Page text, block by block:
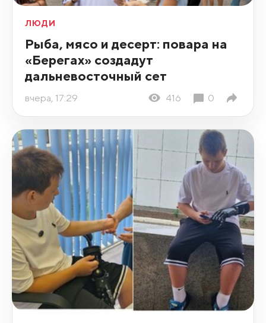
ЛЮДИ
Рыба, мясо и десерт: повара на
«Берегах» создадут
дальневосточный сет
вчера, 17:29 416 0